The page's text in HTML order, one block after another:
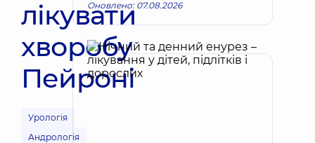
лікувати
хворобу
Пейроні
Урологія
Андрологія
Оновлено: 07.08.2026